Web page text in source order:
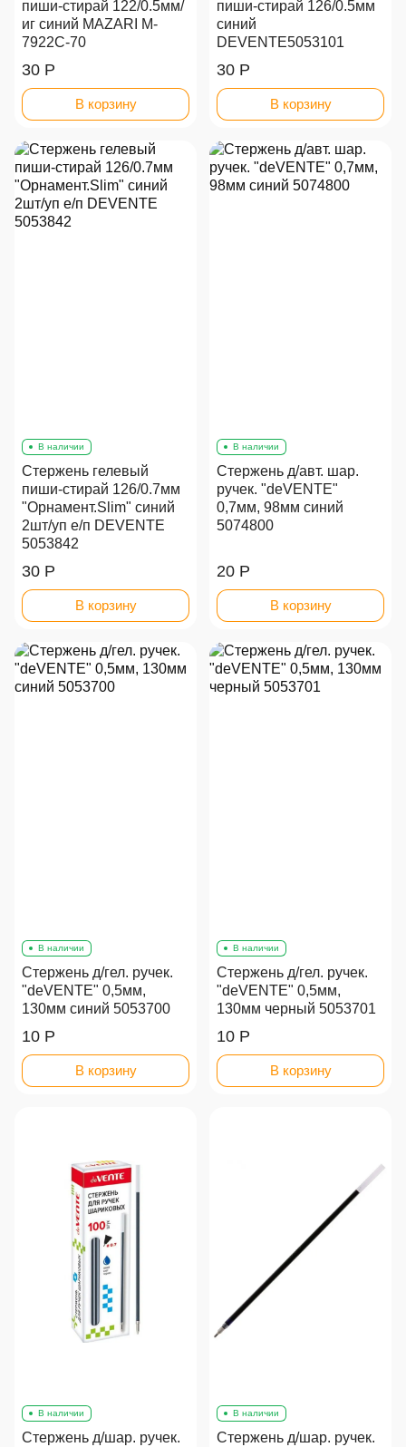
пиши-стирай 122/0.5мм/
иг синий MAZARI M-
7922С-70
30 Р
В корзину
пиши-стирай 126/0.5мм
синий
DEVENTE5053101
30 Р
В корзину
В наличии
Стержень гелевый
пиши-стирай 126/0.7мм
"Орнамент.Slim" синий
2шт/уп е/п DEVENTE
5053842
30 Р
В корзину
В наличии
Стержень д/авт. шар.
ручек. "deVENTE"
0,7мм, 98мм синий
5074800
20 Р
В корзину
В наличии
Стержень д/гел. ручек.
"deVENTE" 0,5мм,
130мм синий 5053700
10 Р
В корзину
В наличии
Стержень д/гел. ручек.
"deVENTE" 0,5мм,
130мм черный 5053701
10 Р
В корзину
В наличии
Стержень д/шар. ручек.
В наличии
Стержень д/шар. ручек.